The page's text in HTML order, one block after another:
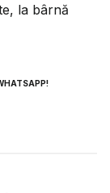
la bârnă